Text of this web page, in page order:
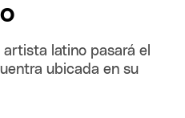
latino pasará el
ubicada en su